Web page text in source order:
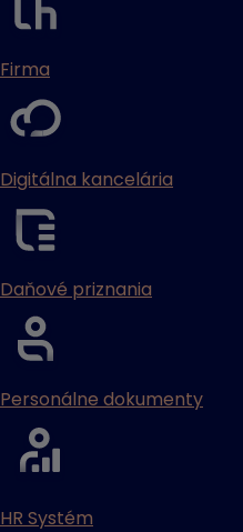
Firma
Digitálna kancelária
Daňové priznania
Personálne dokumenty
HR Systém